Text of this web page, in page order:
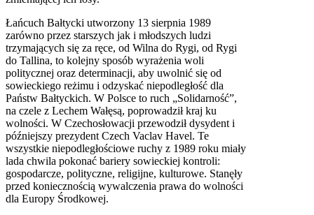
Łańcuch Bałtycki utworzony 13 sierpnia 1989
zarówno przez starszych jak i młodszych ludzi
trzymających się za ręce, od Wilna do Rygi, od Rygi
do Tallina, to kolejny sposób wyrażenia woli
politycznej oraz determinacji, aby uwolnić się od
sowieckiego reżimu i odzyskać niepodległość dla
Państw Bałtyckich. W Polsce to ruch „Solidarność”,
na czele z Lechem Wałęsą, poprowadził kraj ku
wolności. W Czechosłowacji przewodził dysydent i
późniejszy prezydent Czech Vaclav Havel. Te
wszystkie niepodległościowe ruchy z 1989 roku miały
lada chwila pokonać bariery sowieckiej kontroli:
gospodarcze, polityczne, religijne, kulturowe. Stanęły
przed koniecznością wywalczenia prawa do wolności
dla Europy Środkowej.